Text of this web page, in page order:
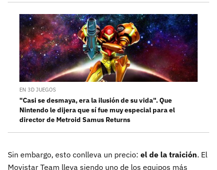
EN 3D JUEGOS
"Casi se desmaya, era la ilusión de su vida". Que
Nintendo le dijera que sí fue muy especial para el
director de Metroid Samus Returns
Sin embargo, esto conlleva un precio: el de la traición. El
Movistar Team lleva siendo uno de los equipos más